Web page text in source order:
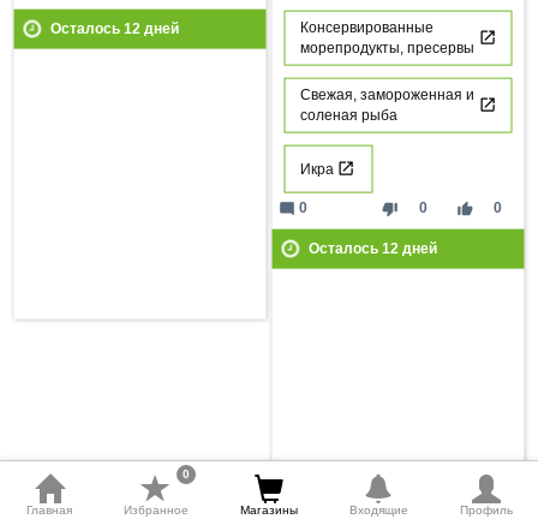
Осталось 12дней
Консервированные
морепродукты, пресервы
Свежая, замороженная и
соленая рыба
Икра
thumb_down 0 thumb_up 0
mode_comment 0
Осталось 12дней
Главная Избранное
0
Магазины Входящие Профиль